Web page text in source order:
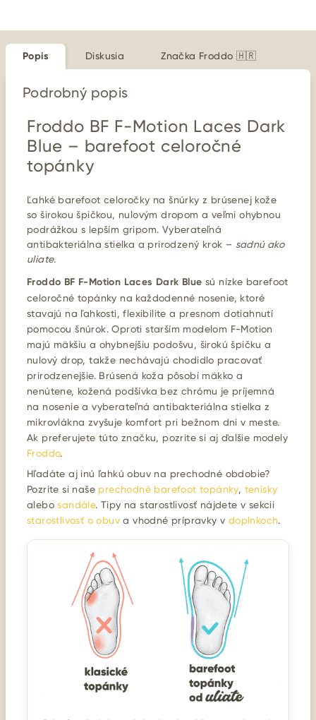
Popis Diskusia Značka Froddo 🇭🇷
Podrobný popis
Froddo BF F-Motion Laces Dark
Blue – barefoot celoročné
topánky
Ľahké barefoot celoročky na šnúrky z brúsenej kože
so širokou špičkou, nulovým dropom a veľmi ohybnou
podrážkou s lepším gripom. Vyberateľná
antibakteriálna stielka a prirodzený krok – sadnú ako
uliate.
Froddo BF F-Motion Laces Dark Blue sú nízke barefoot
celoročné topánky na každodenné nosenie, ktoré
stavajú na ľahkosti, flexibilite a presnom dotiahnutí
pomocou šnúrok. Oproti starším modelom F-Motion
majú mäkšiu a ohybnejšiu podošvu, širokú špičku a
nulový drop, takže nechávajú chodidlo pracovať
prirodzenejšie. Brúsená koža pôsobí mäkko a
nenútene, kožená podšívka bez chrómu je príjemná
na nosenie a vyberateľná antibakteriálna stielka z
mikrovlákna zvyšuje komfort pri bežnom dni v meste.
Ak preferujete túto značku, pozrite si aj ďalšie modely
Froddo.
Hľadáte aj inú ľahkú obuv na prechodné obdobie?
Pozrite si naše prechodné barefoot topánky, tenisky
alebosandále. Tipy na starostlivosť nájdete v sekcii
starostlivosť o obuv a vhodné prípravky v doplnkoch.